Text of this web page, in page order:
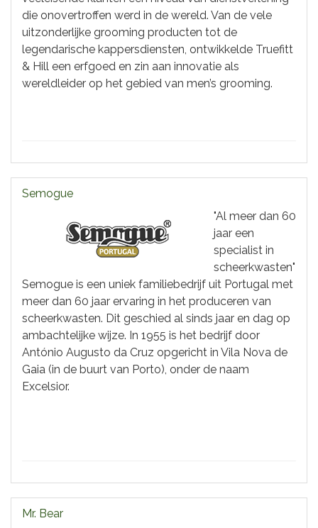
die onovertroffen werd in de wereld. Van de vele
uitzonderlijke grooming producten tot de
legendarische kappersdiensten, ontwikkelde Truefitt
& Hill een erfgoed en zin aan innovatie als
wereldleider op het gebied van men’s grooming.
Semogue
"Al meer dan 60
jaar een
specialist in
scheerkwasten"
Semogue is een uniek familiebedrijf uit Portugal met
meer dan 60 jaar ervaring in het produceren van
scheerkwasten. Dit geschied al sinds jaar en dag op
ambachtelijke wijze. In 1955 is het bedrijf door
António Augusto da Cruz opgericht in Vila Nova de
Gaia (in de buurt van Porto), onder de naam
Excelsior.
Mr. Bear